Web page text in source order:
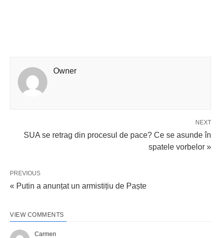
Owner
NEXT
SUA se retrag din procesul de pace? Ce se asunde în
spatele vorbelor »
PREVIOUS
« Putin a anunțat un armistițiu de Paște
VIEW COMMENTS
Carmen